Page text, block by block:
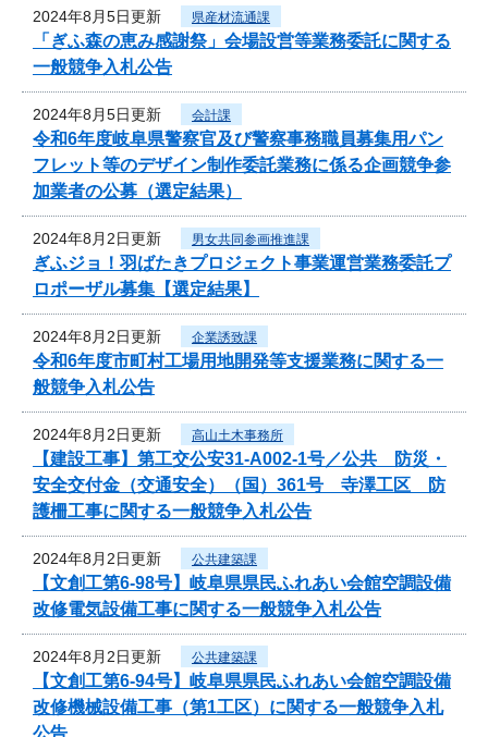
2024年8月5日更新 県産材流通課
「ぎふ森の恵み感謝祭」会場設営等業務委託に関する
一般競争入札公告
2024年8月5日更新 会計課
令和6年度岐阜県警察官及び警察事務職員募集用パン
フレット等のデザイン制作委託業務に係る企画競争参
加業者の公募（選定結果）
2024年8月2日更新 男女共同参画推進課
ぎふジョ！羽ばたきプロジェクト事業運営業務委託プ
ロポーザル募集【選定結果】
2024年8月2日更新 企業誘致課
令和6年度市町村工場用地開発等支援業務に関する一
般競争入札公告
2024年8月2日更新 高山土木事務所
【建設工事】第工交公安31-A002-1号／公共 防災・
安全交付金（交通安全）（国）361号 寺澤工区 防
護柵工事に関する一般競争入札公告
2024年8月2日更新 公共建築課
【文創工第6-98号】岐阜県県民ふれあい会館空調設備
改修電気設備工事に関する一般競争入札公告
2024年8月2日更新 公共建築課
【文創工第6-94号】岐阜県県民ふれあい会館空調設備
改修機械設備工事（第1工区）に関する一般競争入札
公告